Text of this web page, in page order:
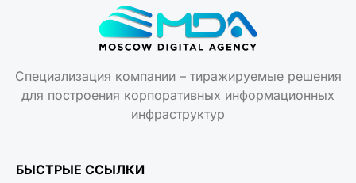
Специализация компании – тиражируемые решения
для построения корпоративных информационных
инфраструктур
БЫСТРЫЕ ССЫЛКИ